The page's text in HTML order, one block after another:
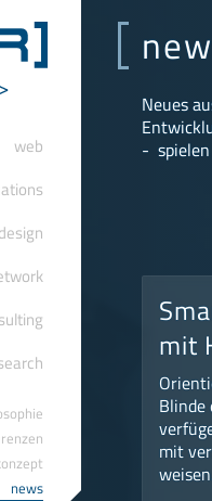
web
news
Neues
- spielen
mit
Blinde
mit